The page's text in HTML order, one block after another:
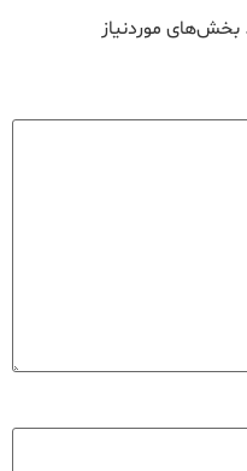
بخش‌های موردنیاز